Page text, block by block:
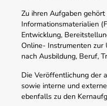
Zu ihren Aufgaben
Informationsmaterialien
Entwicklung,
Online- Instrumenten zur
nach Ausbildung, Beruf,
Die Veröffentlichung der
sowie interne und
ebenfalls zu den